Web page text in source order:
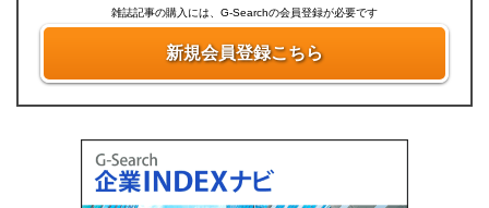
雑誌記事の購入には、G-Searchの会員登録が必要です
新規会員登録こちら